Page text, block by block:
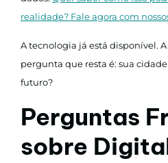
realidade? Fale agora com
A tecnologia já está disponível.
pergunta que resta é: sua
futuro?
Perguntas
sobre